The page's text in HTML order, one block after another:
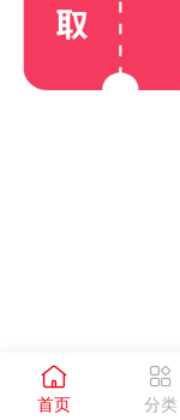

首页

分类